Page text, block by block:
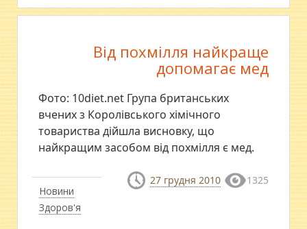
Новини
Здоров'я
Від похмілля найкраще
допомагає мед
Фото: 10diet.net Група британських
вчених з Королівського хімічного
товариства дійшла висновку, що
найкращим засобом від похмілля є мед.
27 грудня 2010 1325